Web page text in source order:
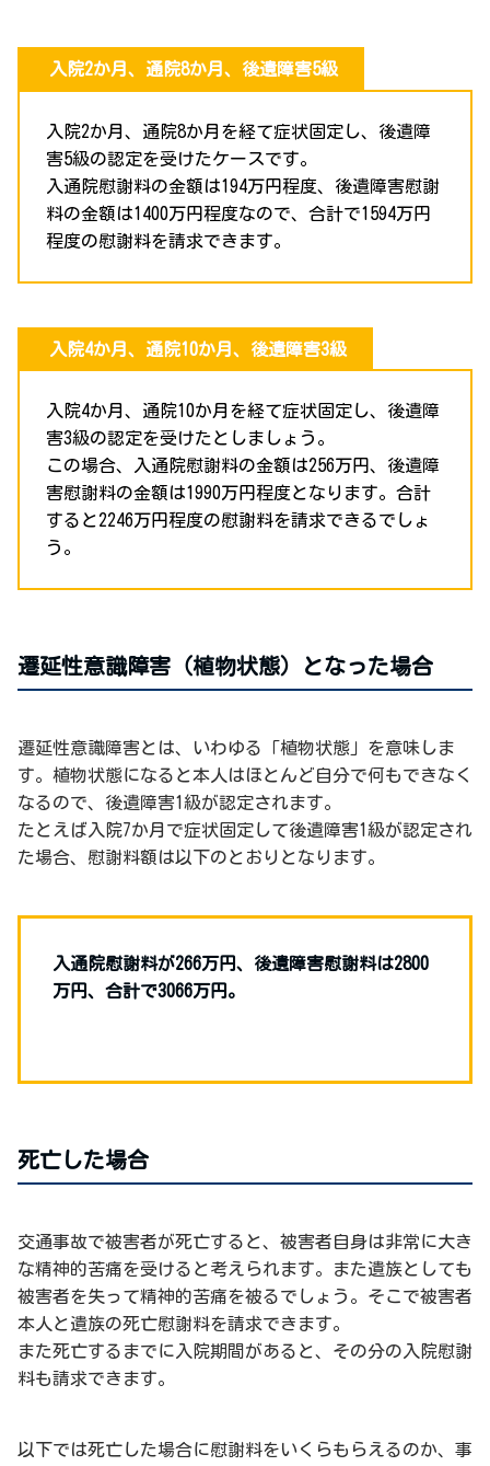
入院2か月、通院8か月、後遺障害5級
入院2か月、通院8か月を経て症状固定し、後遺障
害5級の認定を受けたケースです。
入通院慰謝料の金額は194万円程度、後遺障害慰謝
料の金額は1400万円程度なので、合計で1594万円
程度の慰謝料を請求できます。
入院4か月、通院10か月、後遺障害3級
入院4か月、通院10か月を経て症状固定し、後遺障
害3級の認定を受けたとしましょう。
この場合、入通院慰謝料の金額は256万円、後遺障
害慰謝料の金額は1990万円程度となります。合計
すると2246万円程度の慰謝料を請求できるでしょ
う。
遷延性意識障害（植物状態）となった場合
遷延性意識障害とは、いわゆる「植物状態」を意味しま
す。植物状態になると本人はほとんど自分で何もできなく
なるので、後遺障害1級が認定されます。
たとえば入院7か月で症状固定して後遺障害1級が認定され
た場合、慰謝料額は以下のとおりとなります。
入通院慰謝料が266万円、後遺障害慰謝料は2800
万円、合計で3066万円。
死亡した場合
交通事故で被害者が死亡すると、被害者自身は非常に大き
な精神的苦痛を受けると考えられます。また遺族としても
被害者を失って精神的苦痛を被るでしょう。そこで被害者
本人と遺族の死亡慰謝料を請求できます。
また死亡するまでに入院期間があると、その分の入院慰謝
料も請求できます。
以下では死亡した場合に慰謝料をいくらもらえるのか、事